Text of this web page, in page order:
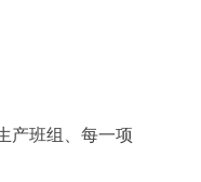
产班组、每一项